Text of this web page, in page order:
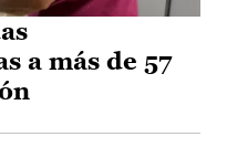
a más de 57